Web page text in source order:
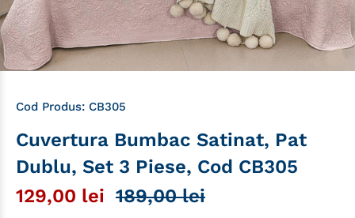
Cod Produs: CB305
Cuvertura Bumbac Satinat, Pat
Dublu, Set 3 Piese, Cod CB305
129,00 lei 189,00 lei